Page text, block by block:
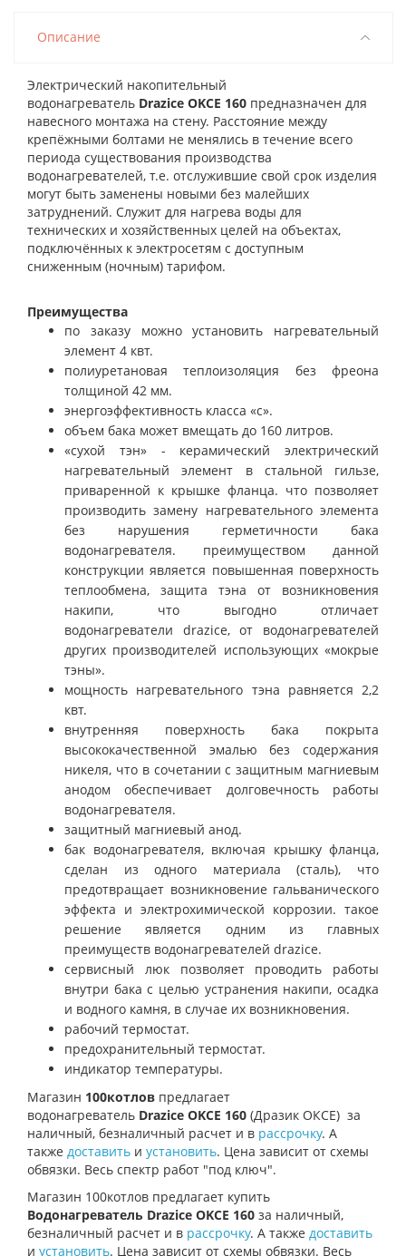
Описание
Электрический накопительный
водонагреватель Drazice OKCE 160 предназначен для
навесного монтажа на стену. Расстояние между
крепёжными болтами не менялись в течение всего
периода существования производства
водонагревателей, т.е. отслужившие свой срок изделия
могут быть заменены новыми без малейших
затруднений. Служит для нагрева воды для
технических и хозяйственных целей на объектах,
подключённых к электросетям с доступным
сниженным (ночным) тарифом.
Преимущества
по заказу можно установить нагревательный
элемент 4 квт.
полиуретановая теплоизоляция без фреона
толщиной 42 мм.
энергоэффективность класса «с».
объем бака может вмещать до 160 литров.
«сухой тэн» - керамический электрический
нагревательный элемент в стальной гильзе,
приваренной к крышке фланца. что позволяет
производить замену нагревательного элемента
без нарушения герметичности бака
водонагревателя. преимуществом данной
конструкции является повышенная поверхность
теплообмена, защита тэна от возникновения
накипи, что выгодно отличает
водонагреватели drazice, от водонагревателей
других производителей использующих «мокрые
тэны».
мощность нагревательного тэна равняется 2,2
квт.
внутренняя поверхность бака покрыта
высококачественной эмалью без содержания
никеля, что в сочетании с защитным магниевым
анодом обеспечивает долговечность работы
водонагревателя.
защитный магниевый анод.
бак водонагревателя, включая крышку фланца,
сделан из одного материала (сталь), что
предотвращает возникновение гальванического
эффекта и электрохимической коррозии. такое
решение является одним из главных
преимуществ водонагревателей drazice.
сервисный люк позволяет проводить работы
внутри бака с целью устранения накипи, осадка
и водного камня, в случае их возникновения.
рабочий термостат.
предохранительный термостат.
индикатор температуры.
Магазин 100котлов предлагает
водонагреватель Drazice OKCE 160 (Дразик ОКСЕ) за
наличный, безналичный расчет и в рассрочку. А
также доставить и установить. Цена зависит от схемы
обвязки. Весь спектр работ "под ключ".
Магазин 100котлов предлагает купить
Водонагреватель Drazice OKCE 160 за наличный,
безналичный расчет и в рассрочку. А также доставить
и установить. Цена зависит от схемы обвязки. Весь